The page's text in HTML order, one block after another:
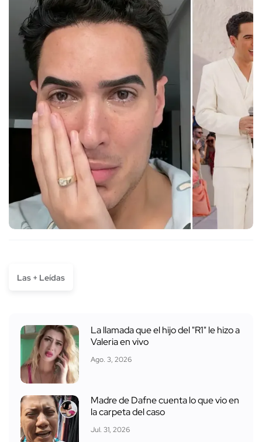
Las + Leídas
La llamada que el hijo del "R1" le hizo a
Valeria en vivo
Ago. 3, 2026
Madre de Dafne cuenta lo que vio en
la carpeta del caso
Jul. 31, 2026